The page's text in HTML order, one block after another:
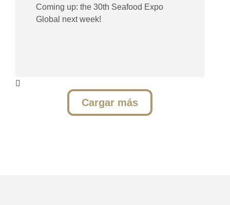
Coming up: the 30th Seafood Expo
Global next week!
Cargar más